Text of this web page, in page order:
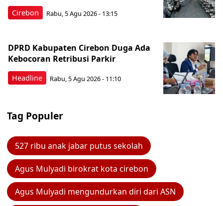
Cirebon Rabu, 5 Agu 2026 - 13:15
Headline
DPRD Kabupaten Cirebon Duga Ada
Kebocoran Retribusi Parkir
Rabu, 5 Agu 2026 - 11:10
Tag Populer
527 ribu anak jabar putus sekolah
Agus Mulyadi birokrat kota cirebon
Agus Mulyadi mengundurkan diri dari ASN